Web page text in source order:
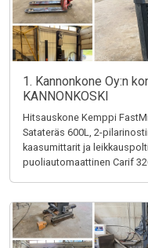
1. Kannonkone Oy:n
KANNONKOSKI
Hitsauskone Kemppi
Satateräs 600L, 2-
kaasumittarit ja
puoliautomaattinen Carif